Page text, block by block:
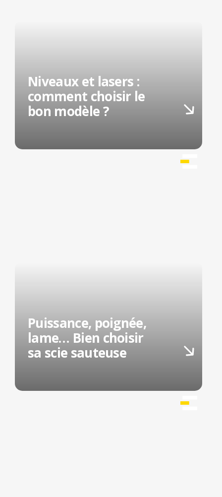
Niveaux et lasers :
comment choisir le
bon modèle ?
Puissance, poignée,
lame… Bien choisir
sa scie sauteuse